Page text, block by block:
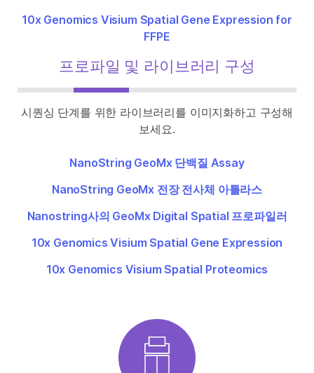
10x Genomics Visium Spatial Gene Expression for
FFPE
프로파일 및 라이브러리 구성
시퀀싱 단계를 위한 라이브러리를 이미지화하고 구성해
보세요.
NanoString GeoMx 단백질 Assay
NanoString GeoMx 전장 전사체 아틀라스
Nanostring사의 GeoMx Digital Spatial 프로파일러
10x Genomics Visium Spatial Gene Expression
10x Genomics Visium Spatial Proteomics